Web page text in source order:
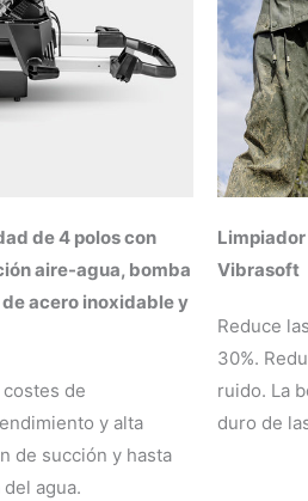
de 4 polos con
aire-agua, bomba
acero inoxidable y
de
y alta
de succión y hasta
agua.
Vibrasoft
Reduce
30%.
ruido. La
duro de